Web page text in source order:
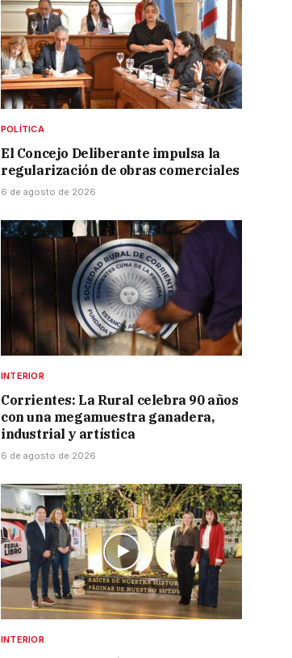
POLÍTICA
El Concejo Deliberante impulsa la
regularización de obras comerciales
6 de agosto de 2026
INTERIOR
Corrientes: La Rural celebra 90 años
con una megamuestra ganadera,
industrial y artística
6 de agosto de 2026
INTERIOR